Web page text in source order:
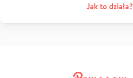
Jak to działa?